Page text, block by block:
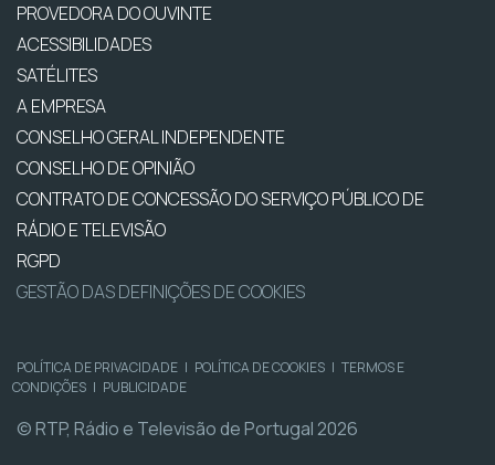
PROVEDORA DO OUVINTE
ACESSIBILIDADES
SATÉLITES
A EMPRESA
CONSELHO GERAL INDEPENDENTE
CONSELHO DE OPINIÃO
CONTRATO DE CONCESSÃO DO SERVIÇO PÚBLICO DE
RÁDIO E TELEVISÃO
RGPD
GESTÃO DAS DEFINIÇÕES DE COOKIES
POLÍTICA DE PRIVACIDADE | POLÍTICA DE COOKIES | TERMOS E
CONDIÇÕES | PUBLICIDADE
© RTP, Rádio e Televisão de Portugal 2026